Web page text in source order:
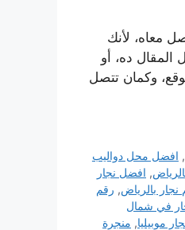
معاه، لأنك
ده، أو
وكمان تتصل
, افضل محل دواليب
, افضل نجار
نجار بالرياض, رقم
في شمال
موبيليا, منجرة